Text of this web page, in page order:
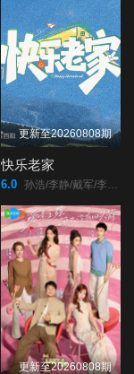
更新至20260808期
快乐老家
6.0 孙浩/李静/戴军/李维嘉/沈凌/吴昕/武艺/高旭/
更新至20260808期